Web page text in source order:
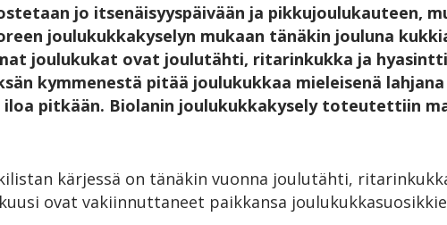
jo itsenäisyyspäivään ja pikkujoulukauteen,
joulukukkakyselyn mukaan tänäkin jouluna
joulukukat ovat joulutähti, ritarinkukka ja
kymmenestä pitää joulukukkaa mieleisenä
pitkään. Biolanin joulukukkakysely toteutettiin
kärjessä on tänäkin vuonna joulutähti,
ovat vakiinnuttaneet paikkansa